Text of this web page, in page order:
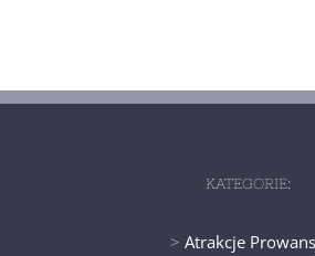
KATEGORIE:
> Atrakcje